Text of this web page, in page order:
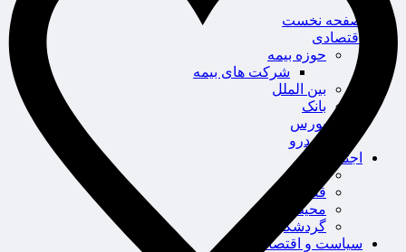
صفحه نخست
اقتصادی
حوزه بیمه
شرکت های بیمه
بین الملل
بانک
بورس
خودرو
اجتماعی
سلامت
قضایی
محیط زیست
گردشگری
سیاست و اقتصاد